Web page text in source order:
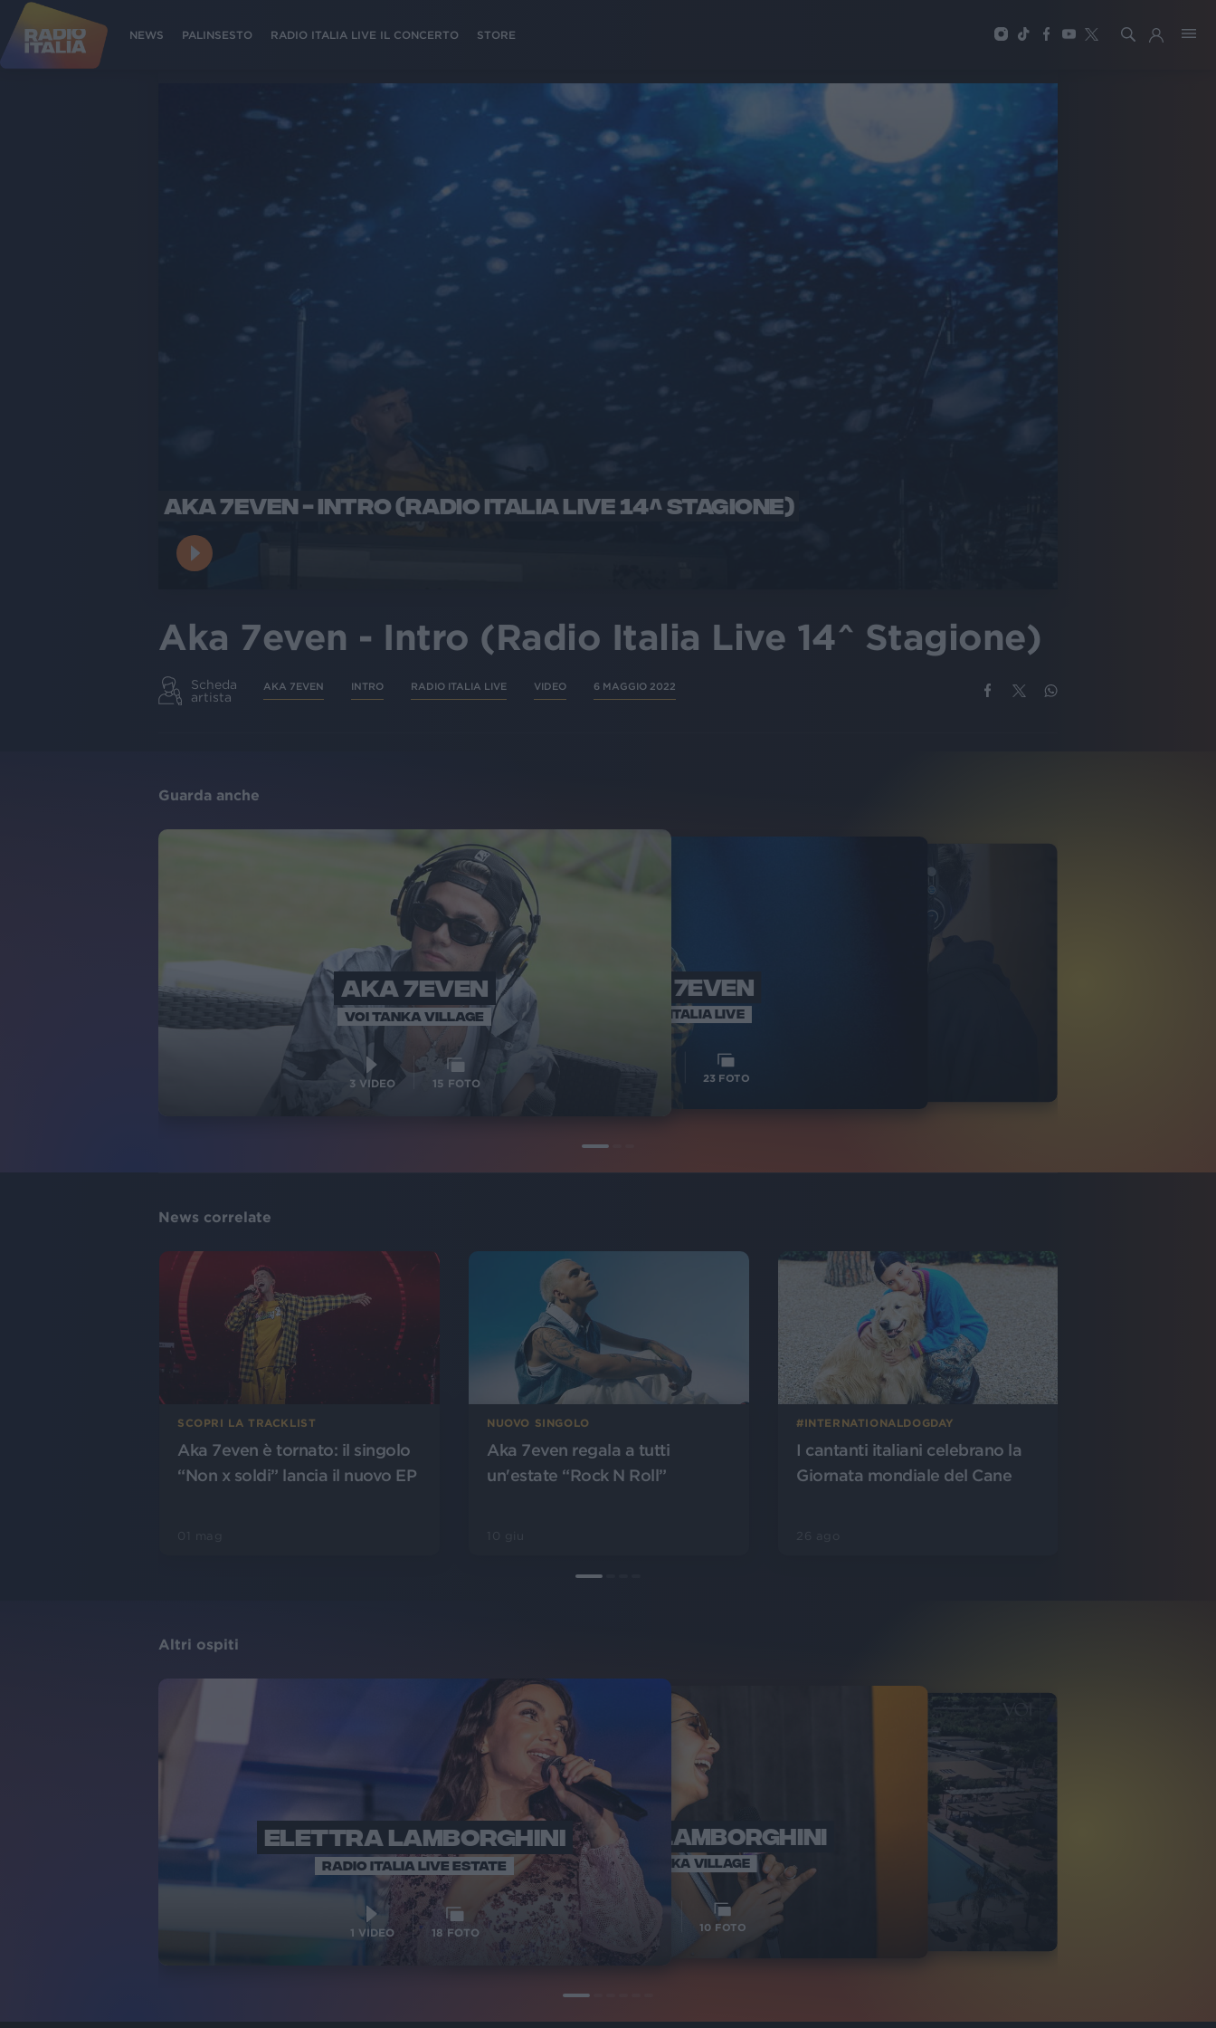
NEWS PALINSESTO RADIO ITALIA LIVE IL CONCERTO STORE
AKA 7EVEN - INTRO (RADIO ITALIA LIVE 14^ STAGIONE)
Aka 7even - Intro (Radio Italia Live 14^ Stagione)
Scheda
artista
AKA 7EVEN INTRO RADIO ITALIA LIVE VIDEO 6 MAGGIO 2022
Guarda anche
AKA 7EVEN
VOI TANKA VILLAGE
3VIDEO 15 FOTO
AKA 7EVEN
RADIO ITALIA LIVE
23FOTO
News correlate
SCOPRI LA TRACKLIST
Aka 7even è tornato: il singolo
“Non x soldi” lancia il nuovo EP
NUOVO SINGOLO
Aka 7even regala a tutti
un'estate “Rock N Roll”
#INTERNATIONALDOGDAY
I cantanti italiani celebrano la
Giornata mondiale del Cane
Altri ospiti
ELETTRA LAMBORGHINI
RADIO ITALIA LIVE ESTATE
1 VIDEO 18 FOTO
ELETTRA LAMBORGHINI
VOI TANKA VILLAGE
10 FOTO
RADIO ITALIA
VOI TANKA VILLAGE